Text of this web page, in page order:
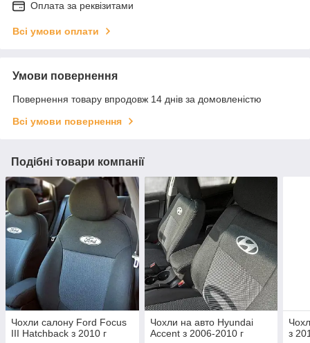
Оплата за реквізитами
Всі умови оплати
Умови повернення
Повернення товару впродовж 14 днів за домовленістю
Всі умови повернення
Подібні товари компанії
Чохли салону Ford Focus
III Hatchback з 2010 г
Чохли на авто Hyundai
Accent з 2006-2010 г
з